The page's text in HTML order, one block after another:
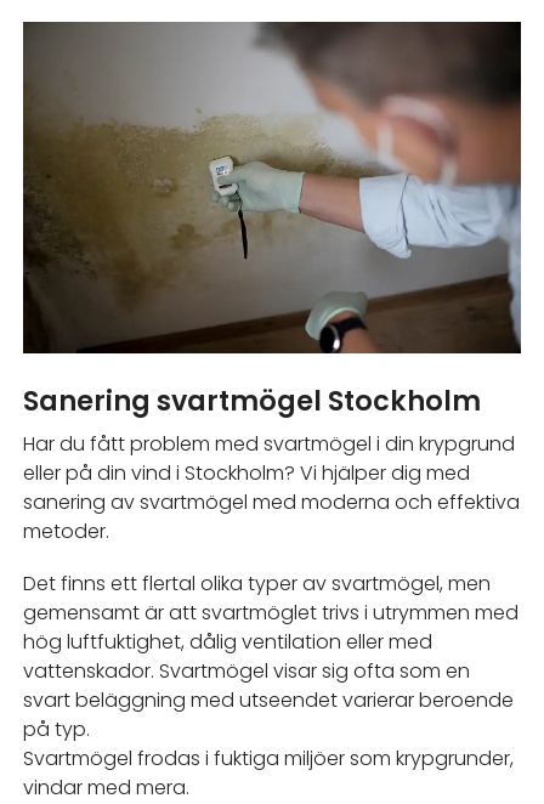
Sanering svartmögel Stockholm
Har du fått problem med svartmögel i din krypgrund
eller på din vind i Stockholm? Vi hjälper dig med
sanering av svartmögel med moderna och effektiva
metoder.
Det finns ett flertal olika typer av svartmögel, men
gemensamt är att svartmöglet trivs i utrymmen med
hög luftfuktighet, dålig ventilation eller med
vattenskador. Svartmögel visar sig ofta som en
svart beläggning med utseendet varierar beroende
på typ.
Svartmögel frodas i fuktiga miljöer som krypgrunder,
vindar med mera.